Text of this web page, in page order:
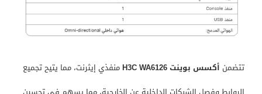
تتضمن أكسس بوينت H3C WA6126
منفذي إيثرنت، مما يتيح تجميع